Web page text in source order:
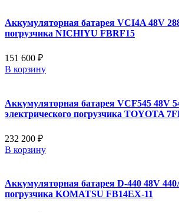
Аккумуляторная батарея VCI4A 48V
погрузчика NICHIYU FBRF15
151 600 ₽
В корзину
Аккумуляторная батарея VCF545 48V
электрического погрузчика TOYOTA
232 200 ₽
В корзину
Аккумуляторная батарея D-440 48V
погрузчика KOMATSU FB14EX-11